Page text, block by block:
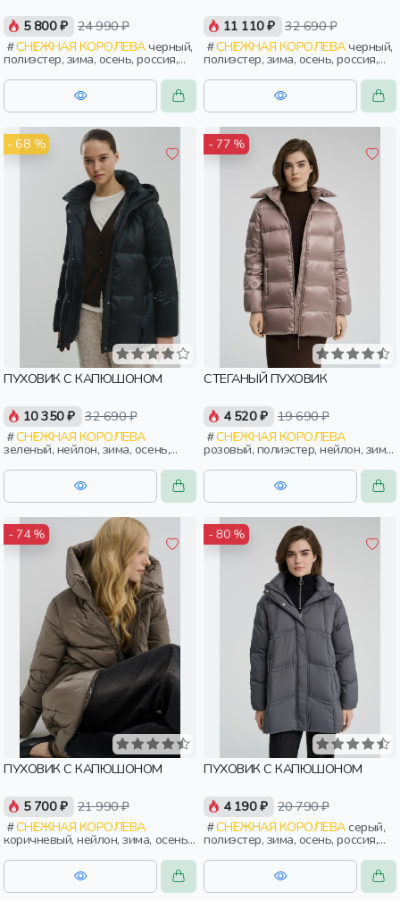
5 800 ₽ 24 990 ₽
СНЕЖНАЯ КОРОЛЕВАчерный,
полиэстер, зима, осень, россия,
капюшон, застежка, утепленные,
стеганые, прорези, карман,
объемные, женщины, взрослые
11 110 ₽ 32 690 ₽
СНЕЖНАЯ КОРОЛЕВАчерный,
полиэстер, зима, осень, россия,
прямые, капюшон, застежка,
утепленные, стеганые, прорези,
карман, женщины, взрослые
- 68 %
ПУХОВИК С КАПЮШОНОМ
10 350 ₽ 32 690 ₽
СНЕЖНАЯ КОРОЛЕВА
зеленый, нейлон, зима, осень,
застежка, приталенные, кнопки,
прорези, карман, пояс, женщины,
взрослые
- 77 %
СТЕГАНЫЙ ПУХОВИК
4 520 ₽ 19 690 ₽
СНЕЖНАЯ КОРОЛЕВА
розовый, полиэстер, нейлон, зима,
осень, россия, прямые, застежка,
утепленные, стеганые, прорези,
карман, воротник, женщины,
взрослые
- 74 %
ПУХОВИК С КАПЮШОНОМ
5 700 ₽ 21 990 ₽
СНЕЖНАЯ КОРОЛЕВА
коричневый, нейлон, зима, осень,
россия, прямые, капюшон,
застежка, утепленные, стеганые,
прорези, карман, женщины,
взрослые
- 80 %
ПУХОВИК С КАПЮШОНОМ
4 190 ₽ 20 790 ₽
СНЕЖНАЯ КОРОЛЕВАсерый,
полиэстер, зима, осень, россия,
капюшон, застежка, утепленные,
стеганые, кнопки, прорези,
карман, воротник, воротник-
стойка, женщины, взрослые